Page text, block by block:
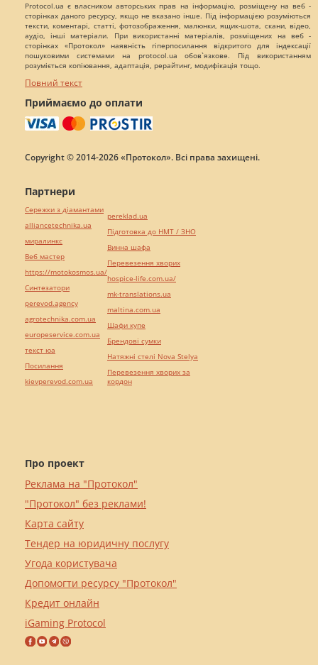
Protocol.ua є власником авторських прав на інформацію, розміщену на веб -
сторінках даного ресурсу, якщо не вказано інше. Під інформацією розуміються
тексти, коментарі, статті, фотозображення, малюнки, ящик-шота, скани, відео,
аудіо, інші матеріали. При використанні матеріалів, розміщених на веб -
сторінках «Протокол» наявність гіперпосилання відкритого для індексації
пошуковими системами на protocol.ua обов`язкове. Під використанням
розуміється копіювання, адаптація, рерайтинг, модифікація тощо.
Повний текст
Приймаємо до оплати
Copyright © 2014-2026 «Протокол». Всі права захищені.
Про проект
Реклама на "Протокол"
"Протокол" без реклами!
Карта сайту
Тендер на юридичну послугу
Угода користувача
Допомогти ресурсу "Протокол"
Кредит онлайн
iGaming Protocol
Партнери
Сережки з діамантами
alliancetechnika.ua
миралинкс
Веб мастер
https://motokosmos.ua/
Синтезатори
perevod.agency
agrotechnika.com.ua
europeservice.com.ua
текст юа
Посилання
kievperevod.com.ua
pereklad.ua
Підготовка до НМТ / ЗНО
Винна шафа
Перевезення хворих
hospice-life.com.ua/
mk-translations.ua
maltina.com.ua
Шафи купе
Брендові сумки
Натяжні стелі Nova Stelya
Перевезення хворих за
кордон